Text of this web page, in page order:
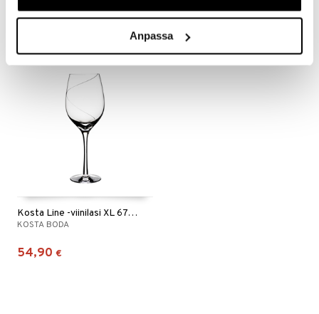
Anpassa
27,37 € 49,90 € (55,90€)
Kosta Line -viinilasi XL 67cl (50cl)
KOSTA BODA
54,90 €